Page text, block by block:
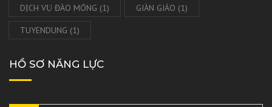
DỊCH VỤ ĐÀO MÓNG (1) GIÀN GIÁO (1)
TUYENDUNG (1)
HỒ SƠ NĂNG LỰC